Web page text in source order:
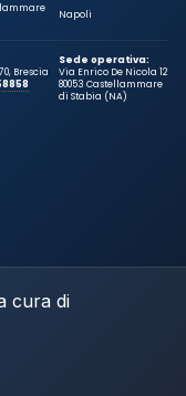
Napoli
Brescia
Sede operativa:
Via Enrico De Nicola 12
80053 Castellammare
di Stabia (NA)
cura di